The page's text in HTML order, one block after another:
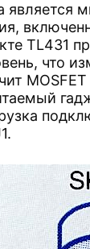
является
TL431
что